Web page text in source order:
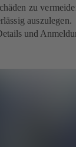
zu
auszulegen.
und